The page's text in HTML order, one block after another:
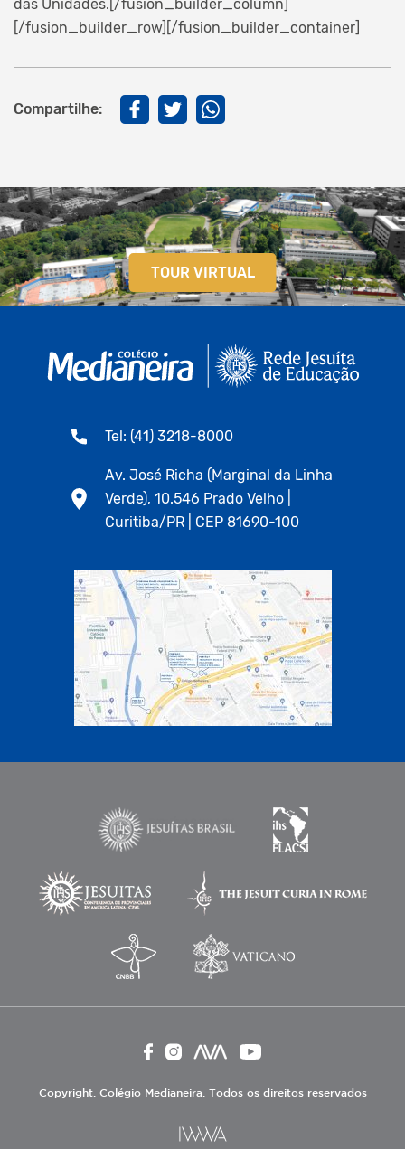
das Unidades.[/fusion_builder_column]
[/fusion_builder_row][/fusion_builder_container]
Compartilhe:
TOUR VIRTUAL
Tel: (41) 3218-8000
Av. José Richa (Marginal da Linha
Verde), 10.546 Prado Velho |
Curitiba/PR | CEP 81690-100
Copyright. Colégio Medianeira. Todos os direitos reservados